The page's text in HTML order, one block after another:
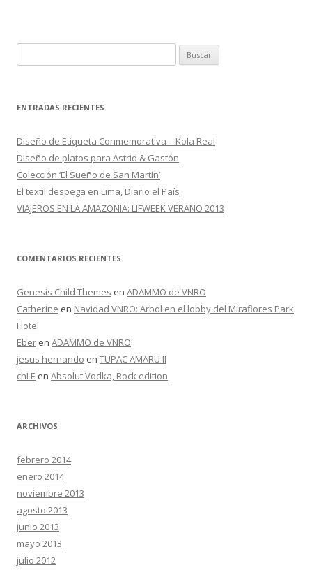
k r
u
c
r
:
ENTRADAS RECIENTES
Diseño de Etiqueta Conmemorativa – Kola Real
Diseño de platos para Astrid & Gastón
Colección ‘El Sueño de San Martín’
El textil despega en Lima, Diario el País
VIAJEROS EN LA AMAZONIA: LIFWEEK VERANO 2013
COMENTARIOS RECIENTES
Genesis Child Themes en ADAMMO de VNRO
Catherine en Navidad VNRO: Arbol en el lobby del Miraflores Park
Hotel
Eber en ADAMMO de VNRO
jesus hernando en TUPAC AMARU II
chLE en Absolut Vodka, Rock edition
ARCHIVOS
febrero 2014
enero 2014
noviembre 2013
agosto 2013
junio 2013
mayo 2013
julio 2012